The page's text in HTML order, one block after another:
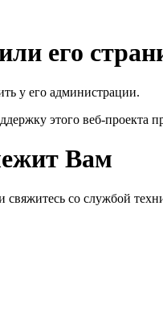
его
у его администрации.
этого веб-проекта
Вам
свяжитесь со службой